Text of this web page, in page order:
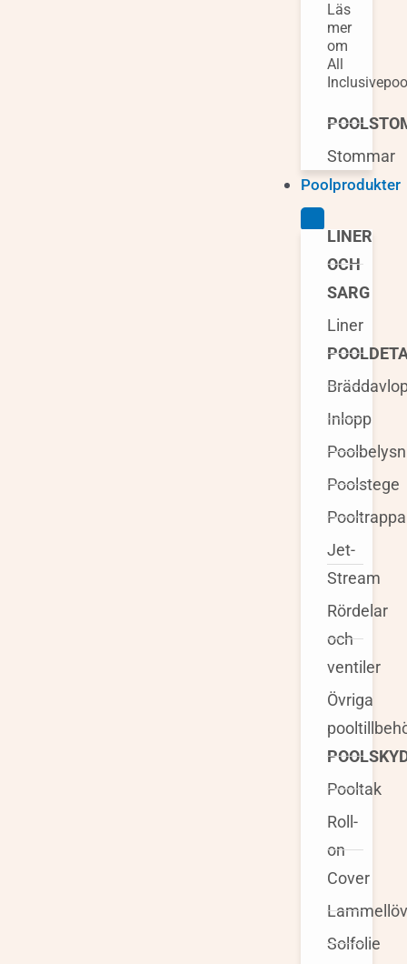
Läs
mer
om
All
Stommar
Poolprodukter
LINER
OCH
SARG
Liner
Inlopp
Poolstege
Pooltrappa
Jet-
Stream
Rördelar
och
ventiler
Övriga
Pooltak
Roll-
on
Cover
Solfolie